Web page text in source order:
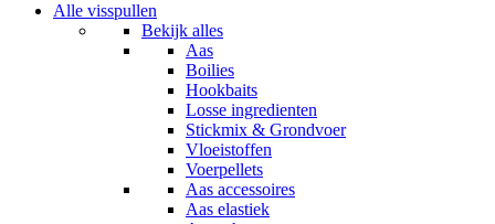
Alle visspullen
Bekijk alles
Aas
Boilies
Hookbaits
Losse ingredienten
Stickmix & Grondvoer
Vloeistoffen
Voerpellets
Aas accessoires
Aas elastiek